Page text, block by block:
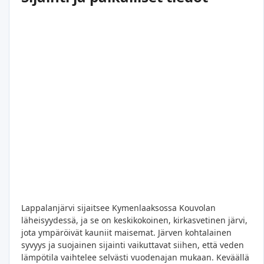
Lappalanjärvi sijaitsee Kymenlaaksossa Kouvolan
läheisyydessä, ja se on keskikokoinen, kirkasvetinen järvi,
jota ympäröivät kauniit maisemat. Järven kohtalainen
syvyys ja suojainen sijainti vaikuttavat siihen, että veden
lämpötila vaihtelee selvästi vuodenajan mukaan. Keväällä